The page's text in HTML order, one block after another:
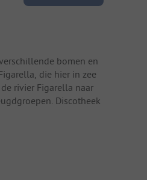
bomen en
die hier in zee
rivier Figarella naar
Discotheek